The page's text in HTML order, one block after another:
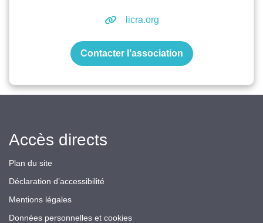
licra.org
Contacter l’association
Accès directs
Plan du site
Déclaration d’accessibilité
Mentions légales
Données personnelles et cookies